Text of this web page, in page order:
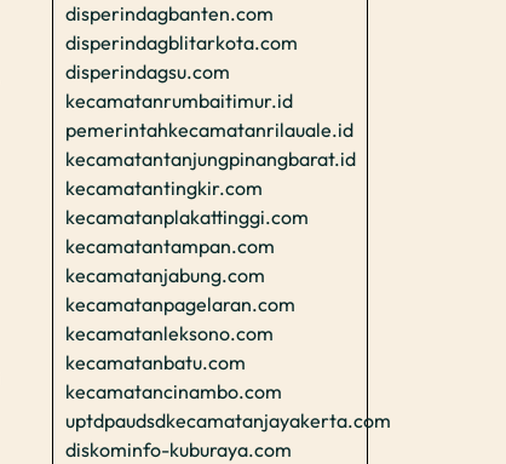
disperindagbanten.com
disperindagblitarkota.com
disperindagsu.com
kecamatanrumbaitimur.id
pemerintahkecamatanrilauale.id
kecamatantanjungpinangbarat.id
kecamatantingkir.com
kecamatanplakattinggi.com
kecamatantampan.com
kecamatanjabung.com
kecamatanpagelaran.com
kecamatanleksono.com
kecamatanbatu.com
kecamatancinambo.com
uptdpaudsdkecamatanjayakerta.com
diskominfo-kuburaya.com